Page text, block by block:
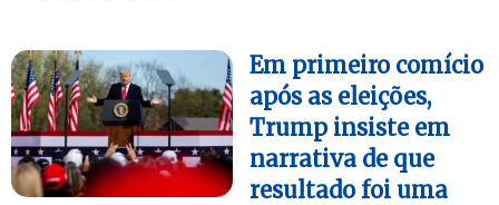
Em primeiro comício
após as eleições,
Trump insiste em
narrativa de que
resultado foi uma